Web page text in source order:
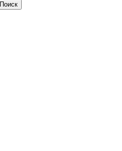
Поиск